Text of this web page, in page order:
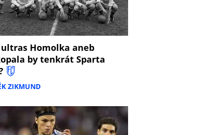
ultras Homolka aneb
by tenkrát Sparta
ZIKMUND